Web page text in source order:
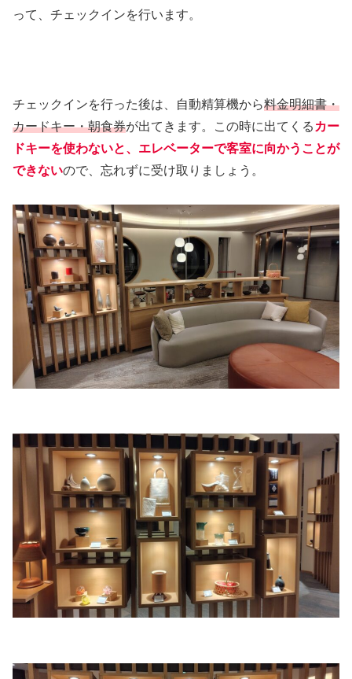
って、チェックインを行います。
チェックインを行った後は、自動精算機から料金明細書・
カードキー・朝食券が出てきます。この時に出てくる カー
ドキーを使わないと、エレベーターで客室に向かうことが
できないので、忘れずに受け取りましょう。